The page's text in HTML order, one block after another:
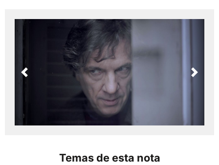
Previous Next
Temas de esta nota